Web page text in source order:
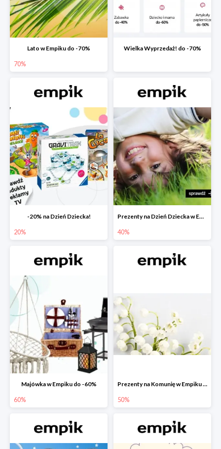
Lato w Empiku do -70%
70%
Wielka Wyprzedaż! do -70%
-20% na Dzień Dziecka!
20%
Prezenty na Dzień Dziecka w Empiku do -40%
40%
Majówka w Empiku do -60%
60%
Prezenty na Komunię w Empiku do -50%
50%